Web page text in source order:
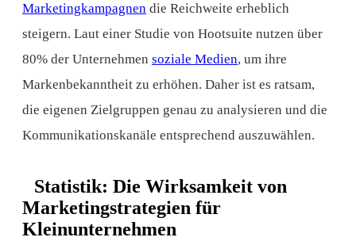
Marketingkampagnen die Reichweite erheblich
steigern. Laut einer Studie von Hootsuite nutzen über
80% der Unternehmen soziale Medien, um ihre
Markenbekanntheit zu erhöhen. Daher ist es ratsam,
die eigenen Zielgruppen genau zu analysieren und die
Kommunikationskanäle entsprechend auszuwählen.
Statistik: Die Wirksamkeit von
Marketingstrategien für
Kleinunternehmen